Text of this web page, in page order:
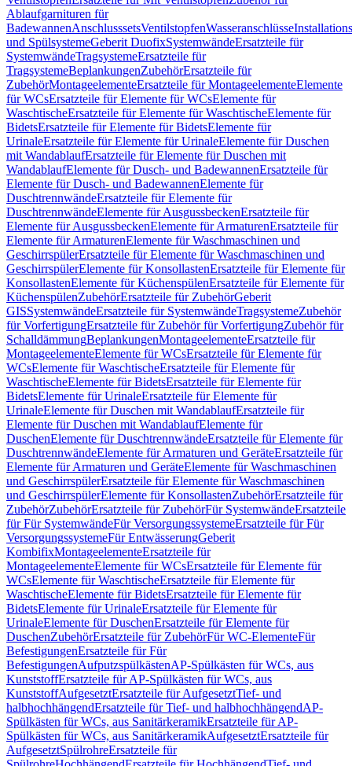
Ablaufgarnituren für
BadewannenAnschlusssetsVentilstopfenWasseranschlüsse
und SpülsystemeGeberit DuofixSystemwändeErsatzteile für
SystemwändeTragsystemeErsatzteile für
TragsystemeBeplankungenZubehörErsatzteile für
ZubehörMontageelementeErsatzteile für MontageelementeElemente
für WCsErsatzteile für Elemente für WCsElemente für
WaschtischeErsatzteile für Elemente für WaschtischeElemente für
BidetsErsatzteile für Elemente für BidetsElemente für
UrinaleErsatzteile für Elemente für UrinaleElemente für Duschen
mit WandablaufErsatzteile für Elemente für Duschen mit
WandablaufElemente für Dusch- und BadewannenErsatzteile für
Elemente für Dusch- und BadewannenElemente für
DuschtrennwändeErsatzteile für Elemente für
DuschtrennwändeElemente für AusgussbeckenErsatzteile für
Elemente für AusgussbeckenElemente für ArmaturenErsatzteile für
Elemente für ArmaturenElemente für Waschmaschinen und
GeschirrspülerErsatzteile für Elemente für Waschmaschinen und
GeschirrspülerElemente für KonsollastenErsatzteile für Elemente für
KonsollastenElemente für KüchenspülenErsatzteile für Elemente für
KüchenspülenZubehörErsatzteile für ZubehörGeberit
GISSystemwändeErsatzteile für SystemwändeTragsystemeZubehör
für VorfertigungErsatzteile für Zubehör für VorfertigungZubehör für
SchalldämmungBeplankungenMontageelementeErsatzteile für
MontageelementeElemente für WCsErsatzteile für Elemente für
WCsElemente für WaschtischeErsatzteile für Elemente für
WaschtischeElemente für BidetsErsatzteile für Elemente für
BidetsElemente für UrinaleErsatzteile für Elemente für
UrinaleElemente für Duschen mit WandablaufErsatzteile für
Elemente für Duschen mit WandablaufElemente für
DuschenElemente für DuschtrennwändeErsatzteile für Elemente für
DuschtrennwändeElemente für Armaturen und GeräteErsatzteile für
Elemente für Armaturen und GeräteElemente für Waschmaschinen
und GeschirrspülerErsatzteile für Elemente für Waschmaschinen
und GeschirrspülerElemente für KonsollastenZubehörErsatzteile für
ZubehörZubehörErsatzteile für ZubehörFür SystemwändeErsatzteile
für Für SystemwändeFür VersorgungssystemeErsatzteile für Für
VersorgungssystemeFür EntwässerungGeberit
KombifixMontageelementeErsatzteile für
MontageelementeElemente für WCsErsatzteile für Elemente für
WCsElemente für WaschtischeErsatzteile für Elemente für
WaschtischeElemente für BidetsErsatzteile für Elemente für
BidetsElemente für UrinaleErsatzteile für Elemente für
UrinaleElemente für DuschenErsatzteile für Elemente für
DuschenZubehörErsatzteile für ZubehörFür WC-ElementeFür
BefestigungenErsatzteile für Für
BefestigungenAufputzspülkästenAP-Spülkästen für WCs, aus
KunststoffErsatzteile für AP-Spülkästen für WCs, aus
KunststoffAufgesetztErsatzteile für AufgesetztTief- und
halbhochhängendErsatzteile für Tief- und halbhochhängendAP-
Spülkästen für WCs, aus SanitärkeramikErsatzteile für AP-
Spülkästen für WCs, aus SanitärkeramikAufgesetztErsatzteile für
AufgesetztSpülrohreErsatzteile für